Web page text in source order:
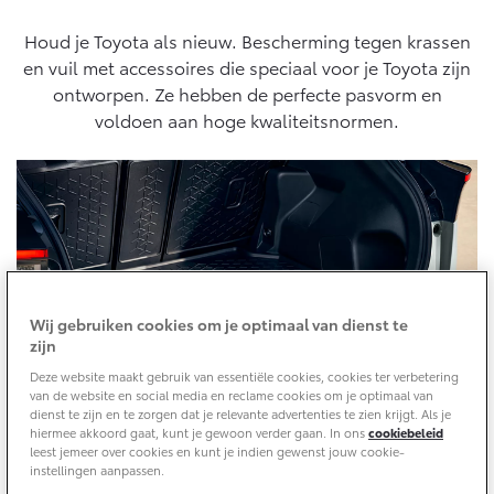
Yaris Cross
HYBRIDE
Vanaf € 31.895,-
Urban Cruiser
BATTERIJ-ELEKTRISCH
Vanaf € 32.995,-
HYBRIDE
Vanaf € 33.495,-
HYBRIDE
Werkplaatsafspraak
Onderhoud op Maat
Vakantiecheck
Hybride Zekerheid Controle
Toyota handleidingen
Toyota Service Informatie (SIL)
Schade & Garantie
Toyota Pechhulp
Schade & Glasherstel
10 jaar Toyota garantie
Private Lease
Wat is Private Lease?
Bereken je maandbedrag
Private Lease voor ZZP
Financieren
Toyota Betaalplan
Oplaadservice
Thuislaadpakketten
Zakelijk
Toyota voor de zaak
Leaserijder
ZZP
Leasen
Financial Lease
Operational Lease
Werkplaatsafspraak maken
Contact en Route
Schade melden
Plan een proefrit
Vraag een brochure aan
Bekijk de verwachte modellen
Houd je Toyota als nieuw. Bescherming tegen krassen
en vuil met accessoires die speciaal voor je Toyota zijn
ontworpen. Ze hebben de perfecte pasvorm en
voldoen aan hoge kwaliteitsnormen.
Wij gebruiken cookies om je optimaal van dienst te
zijn
Deze website maakt gebruik van essentiële cookies, cookies ter verbetering
van de website en social media en reclame cookies om je optimaal van
dienst te zijn en te zorgen dat je relevante advertenties te zien krijgt. Als je
hiermee akkoord gaat, kunt je gewoon verder gaan. In onscookiebeleid
leest jemeer over cookies en kunt je indien gewenst jouw cookie-
instellingen aanpassen.